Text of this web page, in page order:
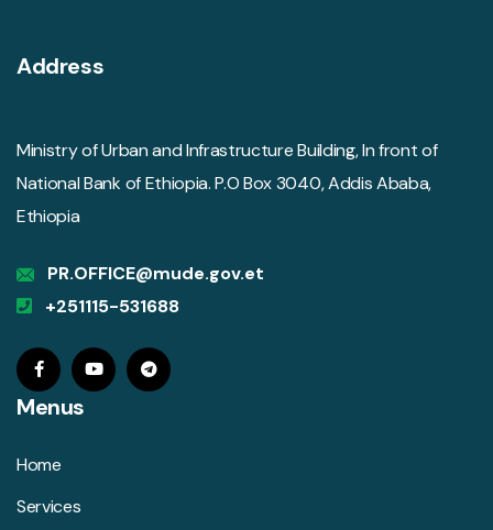
Address
Ministry of Urban and Infrastructure Building, In front of
National Bank of Ethiopia. P.O Box 3040, Addis Ababa,
Ethiopia
PR.OFFICE@mude.gov.et
+251115-531688
Menus
Home
Services